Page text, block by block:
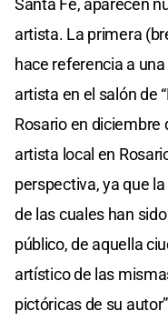
artista. La primera
hace referencia a
artista en el salón de
Rosario en diciembre
artista local en
perspectiva, ya que
de las cuales han
público, de aquella
artístico de las
pictóricas de su